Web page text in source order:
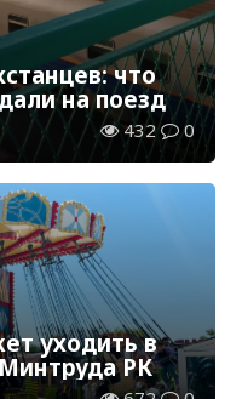
что
на поезд
432 0
уходить в
РК